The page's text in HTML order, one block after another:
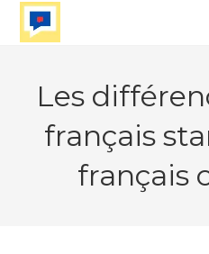
Skip
Les
français
français